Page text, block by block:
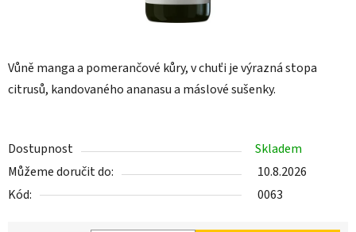
Vůně manga a pomerančové kůry, v chuťi je výrazná stopa
citrusů, kandovaného ananasu a máslové sušenky.
Dostupnost
Skladem
Můžeme doručit do:
10.8.2026
Kód:
0063